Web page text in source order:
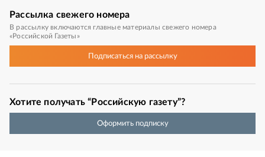
Рассылка свежего номера
В рассылку включаются главные материалы свежего номера
«Российской Газеты»
Подписатьсяна рассылку
Хотите получать “Российскую газету”?
Оформить подписку